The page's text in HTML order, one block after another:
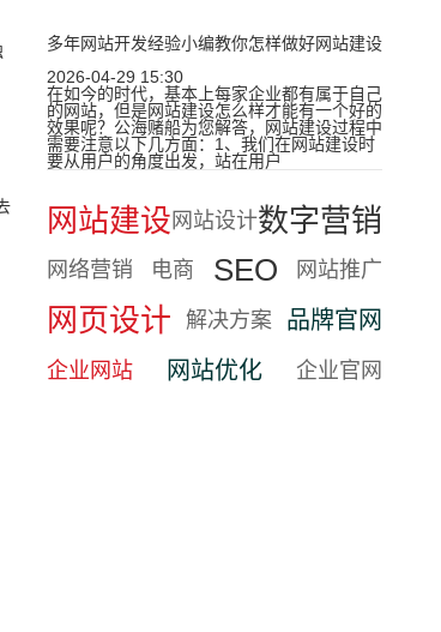
多年网站开发经验小编教你怎样做好网站建设
2026-04-29 15:30
在如今的时代，基本上每家企业都有属于自己
的网站，但是网站建设怎么样才能有一个好的
效果呢？公海赌船为您解答，网站建设过程中
需要注意以下几方面：1、我们在网站建设时
要从用户的角度出发，站在用户
网站建设 网站设计数字营销
网络营销 电商 SEO 网站推广
网页设计 解决方案 品牌官网
企业网站 网站优化 企业官网